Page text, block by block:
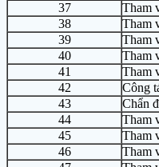
37
Tham
38
Tham
39
Tham
40
Tham
41
Tham
42
Công
43
Chẩn
44
Tham
45
Tham
46
Tham